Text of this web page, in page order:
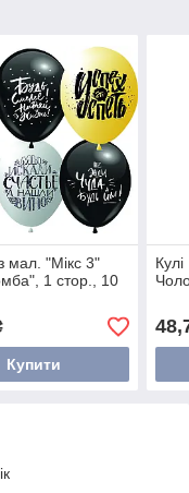
мал. "Мікс 3"
1 стор., 10
Купити